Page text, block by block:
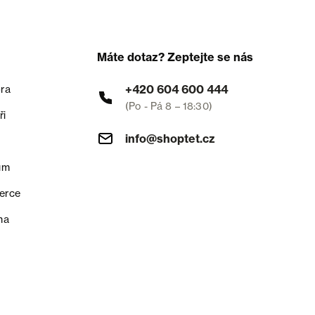
Máte dotaz? Zeptejte se nás
+420 604 600 444
(Po - Pá 8 – 18:30)
info@shoptet.cz